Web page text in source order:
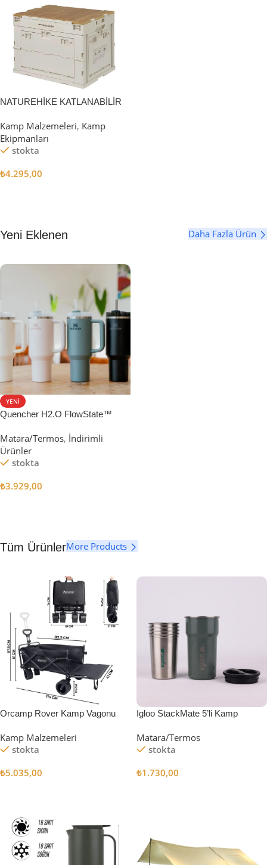
NATUREHİKE KATLANABİLİR
Kamp Malzemeleri, Kamp
Ekipmanları
stokta
₺4.295,00
Yeni Eklenen Daha Fazla Ürün
YENI
Quencher H2.O FlowState™
Matara/Termos, İndirimli
Ürünler
stokta
₺3.929,00
Tüm ÜrünlerMore Products
Orcamp Rover Kamp Vagonu
Kamp Malzemeleri
stokta
₺5.035,00
Igloo StackMate 5’li Kamp
Matara/Termos
stokta
₺1.730,00